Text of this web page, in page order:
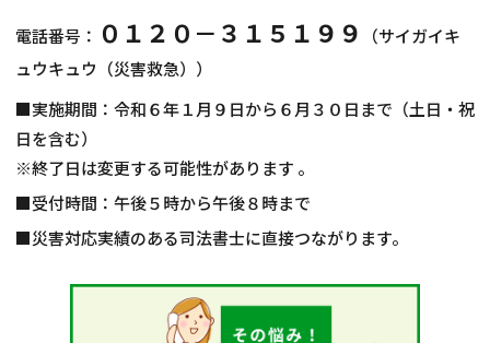
電話番号： ０１２０－３１５１９９
（サイガイキ
ュウキュウ（災害救急））
■実施期間：令和６年１月９日から６月３０日まで（土日・祝
日を含む）
※終了日は変更する可能性があります 。
■受付時間：午後５時から午後８時まで
■災害対応実績のある司法書士に直接つながります。